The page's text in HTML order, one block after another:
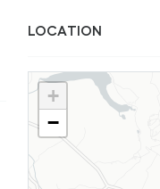
LOCATION
+
−